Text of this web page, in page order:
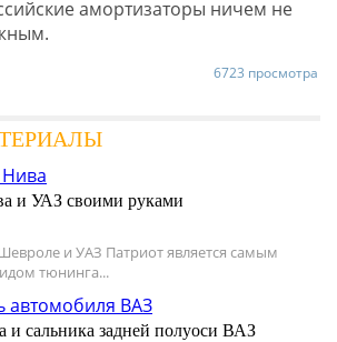
амортизаторы ничем не
6723 просмотра
и УАЗ своими руками
и УАЗ Патриот является самым
тюнинга...
и сальника задней полуоси ВАЗ